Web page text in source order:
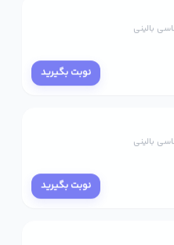
نوبت بگیرید
نوبت بگیرید